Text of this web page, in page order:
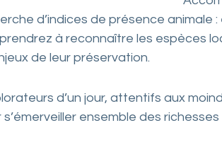
d’indices de présence animale
à reconnaître les espèces
de leur préservation.
d’un jour, attentifs aux
ensemble des